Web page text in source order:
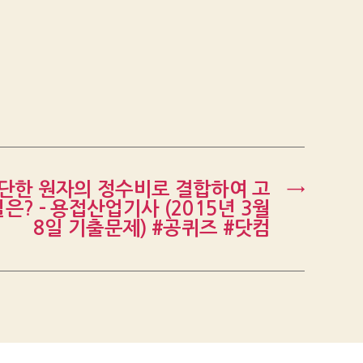
→
한 원자의 정수비로 결합하여 고
? – 용접산업기사 (2015년 3월
8일 기출문제) #공퀴즈 #닷컴